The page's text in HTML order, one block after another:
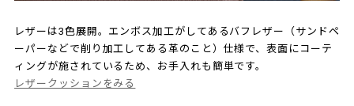
レザーは3色展開。エンボス加工がしてあるバフレザー（サンドペ
ーパーなどで削り加工してある革のこと）仕様で、表面にコーテ
ィングが施されているため、お手入れも簡単です。
レザークッションをみる